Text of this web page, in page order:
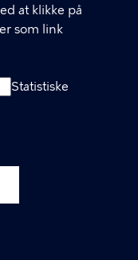
at klikke på
som link
Statistiske
Sekretariat